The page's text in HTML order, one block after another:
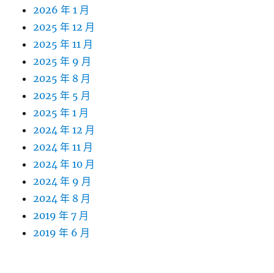
2026 年 1 月
2025 年 12 月
2025 年 11 月
2025 年 9 月
2025 年 8 月
2025 年 5 月
2025 年 1 月
2024 年 12 月
2024 年 11 月
2024 年 10 月
2024 年 9 月
2024 年 8 月
2019 年 7 月
2019 年 6 月